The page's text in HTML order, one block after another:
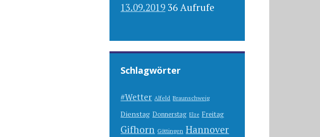
13.09.2019 36 Aufrufe
Schlagwörter
#Wetter Alfeld Braunschweig
Dienstag Donnerstag Elze Freitag
Gifhorn Göttingen Hannover